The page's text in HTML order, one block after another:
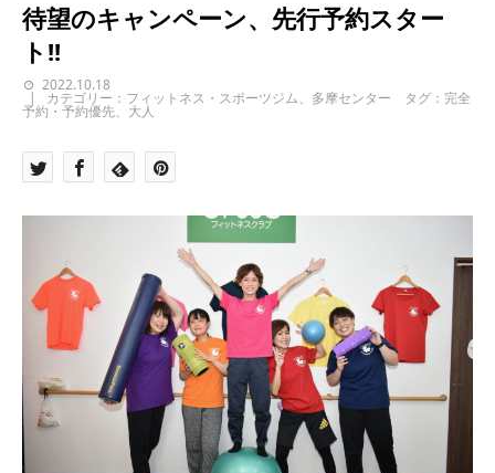
待望のキャンペーン、先行予約スター
ト!!
2022.10.18
カテゴリー：フィットネス・スポーツジム、多摩センター タグ：完全
予約・予約優先、大人